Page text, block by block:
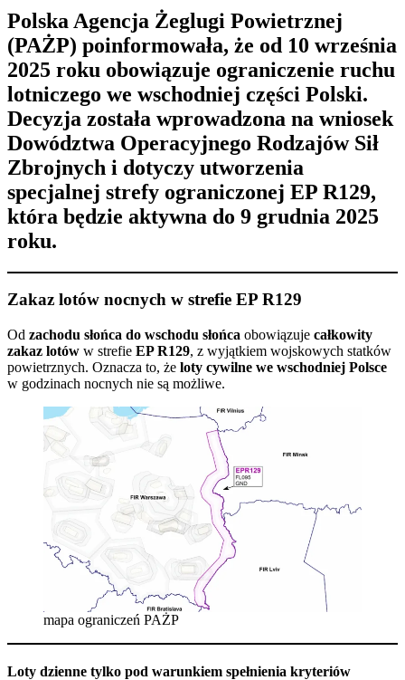
Polska Agencja Żeglugi Powietrznej
(PAŻP) poinformowała, że od 10 września
2025 roku obowiązuje ograniczenie ruchu
lotniczego we wschodniej części Polski.
Decyzja została wprowadzona na wniosek
Dowództwa Operacyjnego Rodzajów Sił
Zbrojnych i dotyczy utworzenia
specjalnej strefy ograniczonej EP R129,
która będzie aktywna do 9 grudnia 2025
roku.
Zakaz lotów nocnych w strefie EP R129
Od zachodu słońca do wschodu słońca obowiązuje całkowity
zakaz lotów w strefie EP R129, z wyjątkiem wojskowych statków
powietrznych. Oznacza to, że loty cywilne we wschodniej Polsce
w godzinach nocnych nie są możliwe.
mapa ograniczeń PAŻP
Loty dzienne tylko pod warunkiem spełnienia kryteriów